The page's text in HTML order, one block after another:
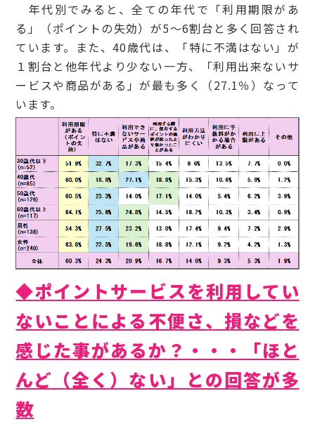
年代別でみると、全ての年代で「利用期限があ
る」（ポイントの失効）が5～6割台と多く回答され
ています。また、40歳代は、「特に不満はない」が
１割台と他年代より少ない一方、「利用出来ないサ
ービスや商品がある」が最も多く（27.1％）なって
います。
◆ポイントサービスを利用してい
ないことによる不便さ、損などを
感じた事があるか？・・・「ほと
んど（全く）ない」との回答が多
数